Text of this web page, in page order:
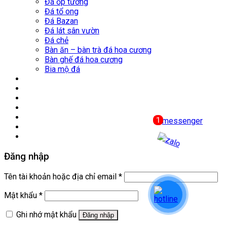
Đá ốp tường
Đá tổ ong
Đá Bazan
Đá lát sân vườn
Đá chẻ
Bàn ăn – bàn trà đá hoa cương
Bàn ghế đá hoa cương
Bia mộ đá
Đăng nhập
Tên tài khoản hoặc địa chỉ email *
Mật khẩu *
Ghi nhớ mật khẩu
Đăng nhập